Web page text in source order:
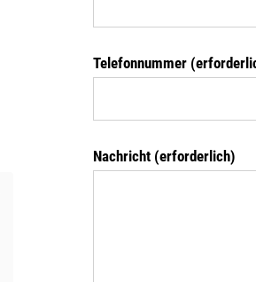
Tele­fon­num­mer
Nach­richt (erfor­der­lich)